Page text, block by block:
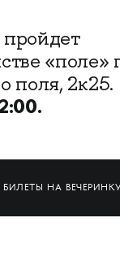
«поле»
поля, 2к25.
БИЛЕТЫ НА